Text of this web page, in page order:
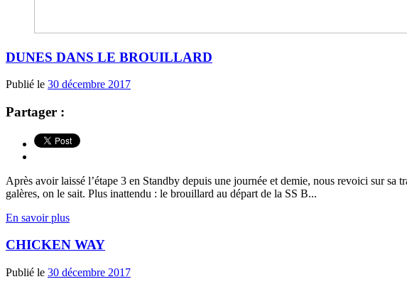
DUNES DANS LE BROUILLARD
Publié le 30 décembre 2017
Partager :
Après avoir laissé l’étape 3 en Standby depuis une journée et demie, nous revoici sur sa
galères, on le sait. Plus inattendu : le brouillard au départ de la SS B...
En savoir plus
CHICKEN WAY
Publié le 30 décembre 2017